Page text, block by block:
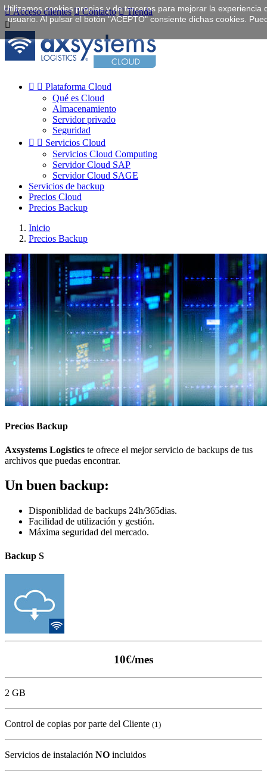
Acceso clientes Contacto  Tienda

  Plataforma Cloud
Qué es Cloud
Almacenamiento
Servidor privado
Seguridad
  Servicios Cloud
Servicios Cloud Computing
Servidor Cloud SAP
Servidor Cloud SAGE
Servicios de backup
Precios Cloud
Precios Backup
Inicio
Precios Backup
Precios Backup
Axsystems Logistics te ofrece el mejor servicio de backups de tus
archivos que puedas encontrar.
Un buen backup:
Disponiblidad de backups 24h/365dias.
Facilidad de utilización y gestión.
Máxima seguridad del mercado.
Backup S
10€/mes
2 GB
Control de copias por parte del Cliente (1)
Servicios de instalación NO incluidos
Utilizamos cookies propias y de terceros para mejorar la
usuario. Al pulsar el botón "ACEPTO" consiente dichas cookies.